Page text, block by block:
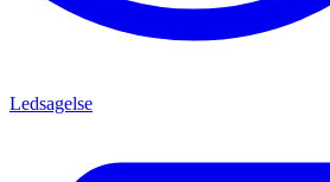
Ledsagelse